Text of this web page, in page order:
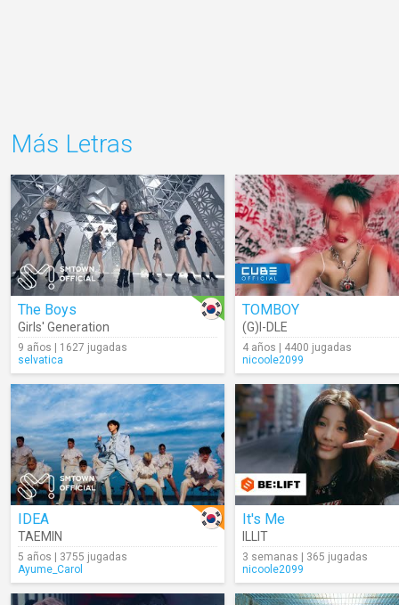
Más Letras
The Boys
Girls' Generation
9 años | 1627 jugadas
selvatica
TOMBOY
(G)I-DLE
4 años | 4400 jugadas
nicoole2099
IDEA
TAEMIN
5 años | 3755 jugadas
Ayume_Carol
It's Me
ILLIT
3 semanas | 365 jugadas
nicoole2099